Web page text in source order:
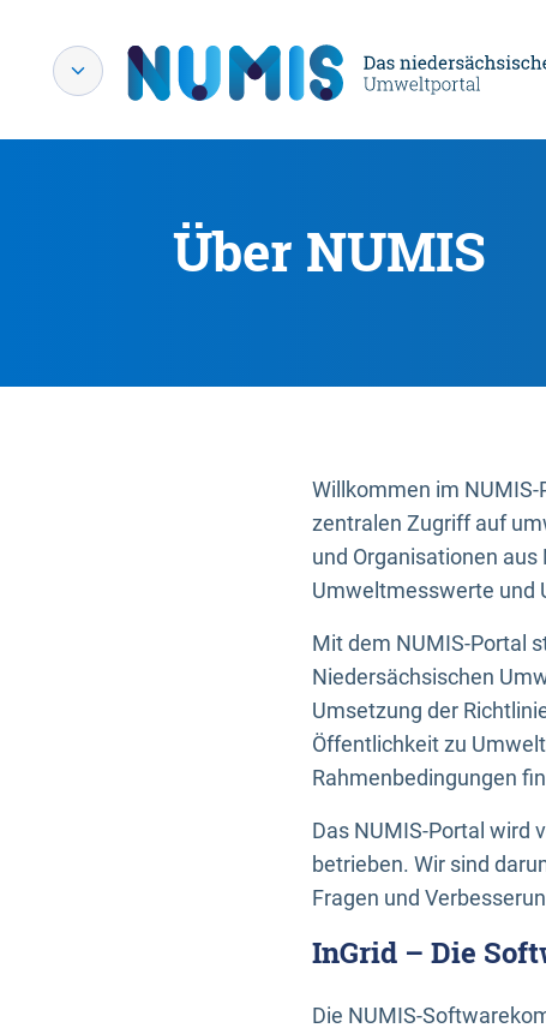
Über NUMIS
Willkommen im
zentralen Zugriff auf
und Organisationen
Umweltmesswerte und
Mit dem NUMIS-Portal
Niedersächsischen
Umsetzung der
Öffentlichkeit zu
Rahmenbedingungen
Das NUMIS-Portal wird
betrieben. Wir sind
Fragen und
InGrid – Die
Die NUMIS-